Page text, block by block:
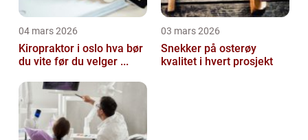
04 mars 2026
Kiropraktor i oslo hva bør
du vite før du velger ...
03 mars 2026
Snekker på osterøy
kvalitet i hvert prosjekt